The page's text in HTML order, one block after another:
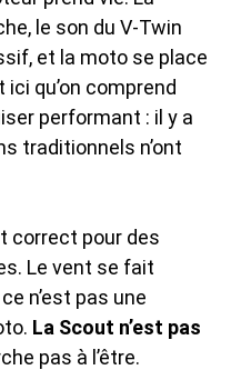
le son du V-Twin
et la moto se place
ici qu’on comprend
performant : il y a
traditionnels n’ont
correct pour des
Le vent se fait
n’est pas une
La Scout n’est pas
pas à l’être.